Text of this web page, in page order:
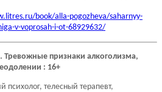
book/alla-pogozheva/saharnyy-
v-voprosah-i-ot-68929632/
Тревожные признаки алкоголизма,
: 16+
телесный терапевт,